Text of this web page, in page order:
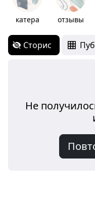
катера отзывы
Сторис
Не